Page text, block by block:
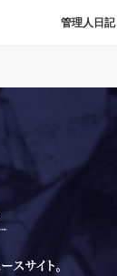
管理人日記